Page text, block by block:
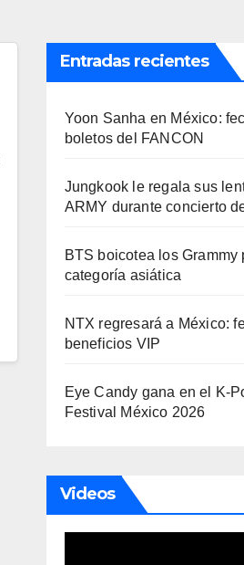
Entradas recientes
Yoon Sanha en México:
boletos del FANCON
Jungkook le regala sus
ARMY durante concierto
BTS boicotea los Grammy
categoría asiática
NTX regresará a México:
beneficios VIP
Eye Candy gana en el K-
Festival México 2026
Videos